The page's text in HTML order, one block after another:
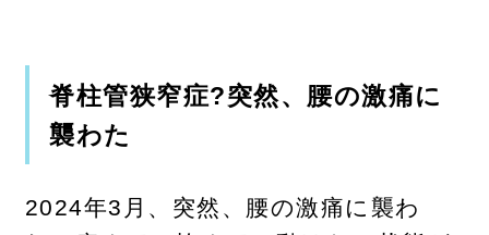
脊柱管狭窄症?突然、腰の激痛に
襲わた
2024年3月、突然、腰の激痛に襲わ